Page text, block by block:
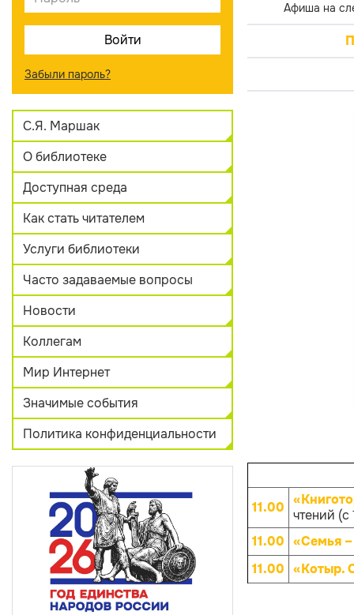
Забыли пароль?
С.Я. Маршак
О библиотеке
Доступная среда
Как стать читателем
Услуги библиотеки
Часто задаваемые вопросы
Новости
Коллегам
Мир Интернет
Значимые события
Политика конфиденциальности
Афиша на
11.00 чтений (с
11.00 «Семья
11.00 «Котыр.